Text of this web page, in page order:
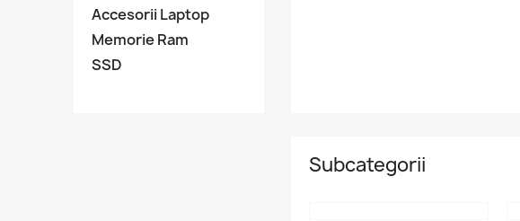
Accesorii Laptop
Memorie Ram
SSD
Subcategorii